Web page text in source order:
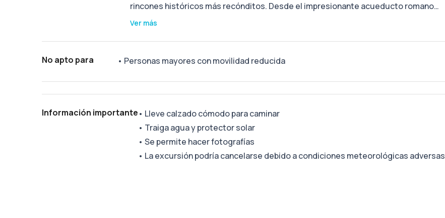
rincones históricos más recónditos. Desde el impresionante acueducto romano…
Ver más
No apto para • Personas mayores con movilidad reducida
Información importante• Lleve calzado cómodo para caminar
• Traiga agua y protector solar
•Se permite hacer fotografías
• La excursión podría cancelarse debido a condiciones meteorológicas adversas